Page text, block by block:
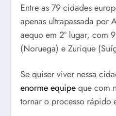
Entre as 79 cidades
apenas ultrapassada por
aequo em 2º lugar, com
(Noruega) e Zurique
Se quiser viver nessa
enorme equipeque com
tornar o processo rápido